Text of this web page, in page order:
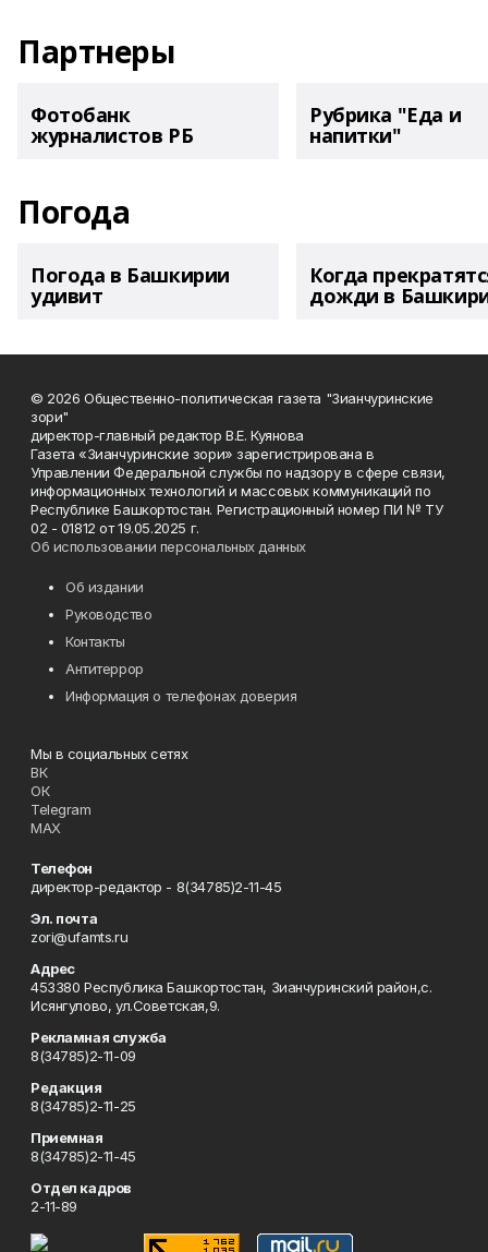
Партнеры
Фотобанк
журналистов РБ
Рубрика "Еда и
напитки"
Погода
Погода в Башкирии
удивит
Когда
дожди в
© 2026 Общественно-политическая газета "Зианчуринские
зори"
директор-главный редактор В.Е. Куянова
Газета «Зианчуринские зори» зарегистрирована в
Управлении Федеральной службы по надзору в сфере связи,
информационных технологий и массовых коммуникаций по
Республике Башкортостан. Регистрационный номер ПИ № ТУ
02 - 01812 от 19.05.2025 г.
Об использовании персональных данных
Об издании
Руководство
Контакты
Антитеррор
Информация о телефонах доверия
Мы в социальных сетях
ВК
ОК
Telegram
MAX
Телефон
директор-редактор - 8(34785)2-11-45
Эл. почта
zori@ufamts.ru
Адрес
453380 Республика Башкортостан, Зианчуринский район,с.
Исянгулово, ул.Советская,9.
Рекламная служба
8(34785)2-11-09
Редакция
8(34785)2-11-25
Приемная
8(34785)2-11-45
Отдел кадров
2-11-89